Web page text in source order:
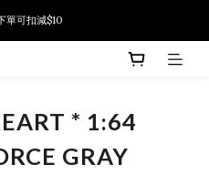
單可扣減$10
單可扣減$10
* 1:64
GRAY